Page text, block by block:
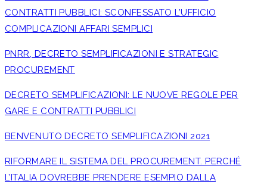
CONTRATTI PUBBLICI: SCONFESSATO L’UFFICIO
COMPLICAZIONI AFFARI SEMPLICI
PNRR, DECRETO SEMPLIFICAZIONI E STRATEGIC
PROCUREMENT
DECRETO SEMPLIFICAZIONI: LE NUOVE REGOLE PER
GARE E CONTRATTI PUBBLICI
BENVENUTO DECRETO SEMPLIFICAZIONI 2021
RIFORMARE IL SISTEMA DEL PROCUREMENT. PERCHÉ
L’ITALIA DOVREBBE PRENDERE ESEMPIO DALLA